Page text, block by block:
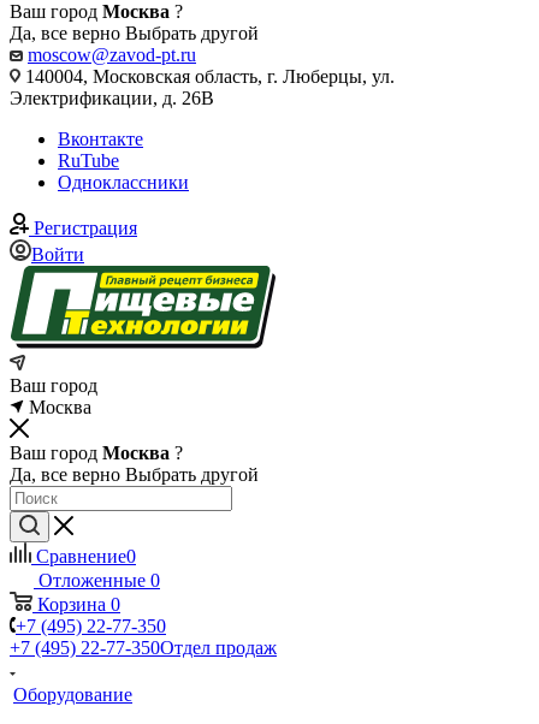
Ваш город Москва ?
Да, все верно Выбрать другой
moscow@zavod-pt.ru
140004, Московская область, г. Люберцы, ул.
Электрификации, д. 26В
Вконтакте
RuTube
Одноклассники
Регистрация
Войти
Ваш город
Москва
Ваш город Москва ?
Да, все верно Выбрать другой
Сравнение0
Отложенные 0
Корзина 0
+7 (495) 22-77-350
+7 (495) 22-77-350Отдел продаж
Оборудование